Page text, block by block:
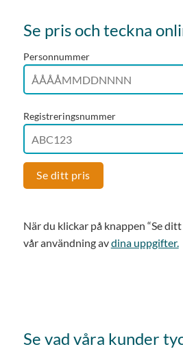
Se pris och teckna
Personnummer
Registreringsnummer
Se ditt pris
När du klickar på knappen “Se
vår användning avdina uppgifter.
Se vad våra kunder